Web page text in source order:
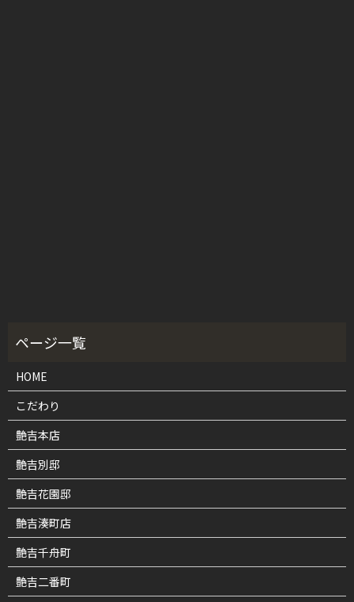
HOME
こだわり
艶吉本店
艶吉別邸
艶吉花園邸
艶吉湊町店
艶吉千舟町
艶吉二番町